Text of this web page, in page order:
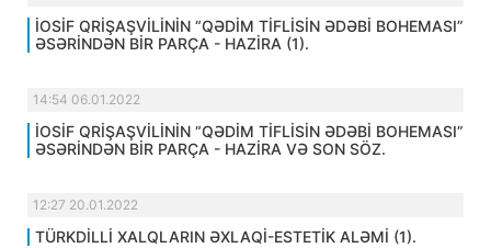
İOSİF QRİŞAŞVİLİNİN “QƏDİM TİFLİSİN ƏDƏBİ BOHEMASI”
ƏSƏRİNDƏN BİR PARÇA - HAZİRA (1).
14:54 06.01.2022
İOSİF QRİŞAŞVİLİNİN “QƏDİM TİFLİSİN ƏDƏBİ BOHEMASI”
ƏSƏRİNDƏN BİR PARÇA - HAZİRA VƏ SON SÖZ.
12:27 20.01.2022
TÜRKDİLLİ XALQLARIN ƏXLAQİ-ESTETİK ALƏMİ (1).